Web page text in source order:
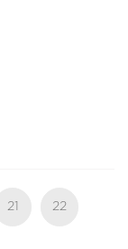
Page
21 Page
22